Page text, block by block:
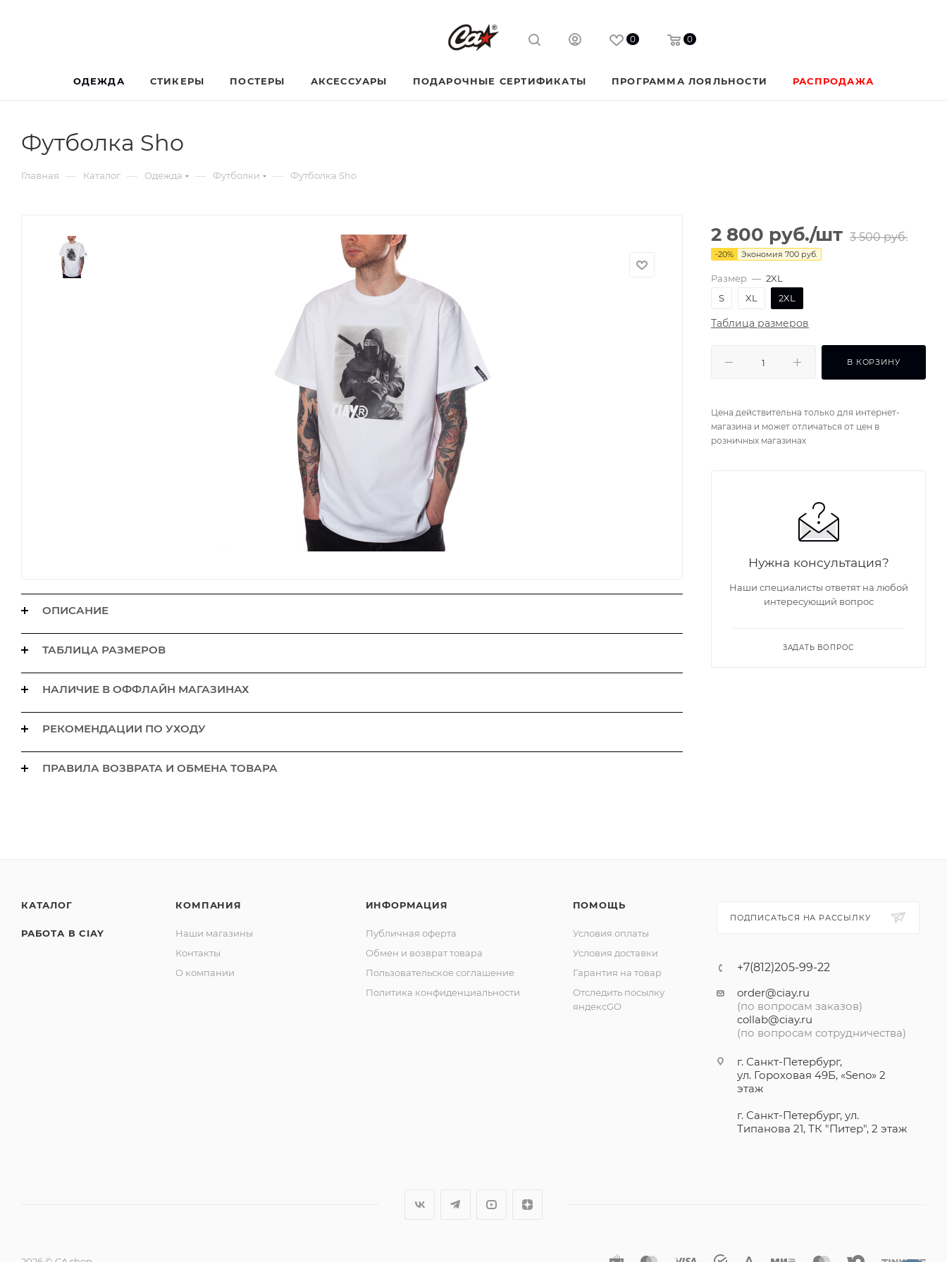
0 0
ПРОГРАММА ЛОЯЛЬНОСТИ РАСПРОДАЖА
ОДЕЖДА СТИКЕРЫ ПОСТЕРЫ АКСЕССУАРЫ ПОДАРОЧНЫЕ СЕРТИФИКАТЫ
Футболка Sho
Главная — Каталог — Одежда — Футболки — Футболка Sho
ОПИСАНИЕ
ТАБЛИЦА РАЗМЕРОВ
НАЛИЧИЕ В ОФФЛАЙН МАГАЗИНАХ
РЕКОМЕНДАЦИИ ПО УХОДУ
ПРАВИЛА ВОЗВРАТА И ОБМЕНА ТОВАРА
2 800 руб./шт 3 500руб.
-20% Экономия 700 руб.
Размер — 2XL
S
XL 2XL
Таблица размеров
В КОРЗИНУ
Цена действительна только для интернет-
магазина и может отличаться от цен в
розничных магазинах
Нужна консультация?
Наши специалисты ответят на любой
интересующий вопрос
ЗАДАТЬ ВОПРОС
КАТАЛОГ
РАБОТА В CIAY
КОМПАНИЯ
Наши магазины
Контакты
О компании
ИНФОРМАЦИЯ
Публичная оферта
Обмен и возврат товара
Пользовательское соглашение
Политика конфиденциальности
ПОМОЩЬ
Условия оплаты
Условия доставки
Гарантия на товар
Отследить посылку
яндексGO
ПОДПИСАТЬСЯ НА РАССЫЛКУ
+7(812)205-99-22
order@ciay.ru
(по вопросам заказов)
collab@ciay.ru
(по вопросам сотрудничества)
г. Санкт-Петербург,
ул. Гороховая 49Б, «Seno» 2
этаж
г. Санкт-Петербург, ул.
Типанова 21, ТК "Питер", 2 этаж